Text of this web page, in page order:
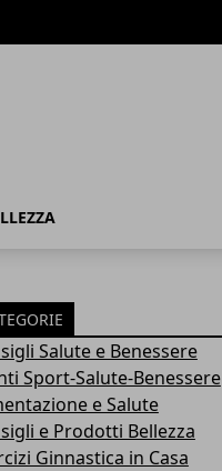
Salute e Benessere
Sport-Salute-Benessere
e Salute
e Prodotti Bellezza
Ginnastica in Casa